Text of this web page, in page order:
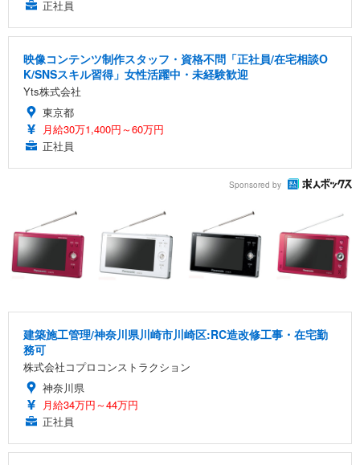
正社員
映像コンテンツ制作スタッフ・資格不問「正社員/在宅相談O
K/SNSスキル習得」女性活躍中・未経験歓迎
Yts株式会社
東京都
月給30万1,400円～60万円
正社員
Sponsored by
建築施工管理/神奈川県川崎市川崎区:RC造改修工事・在宅勤
務可
株式会社コプロコンストラクション
神奈川県
月給34万円～44万円
正社員